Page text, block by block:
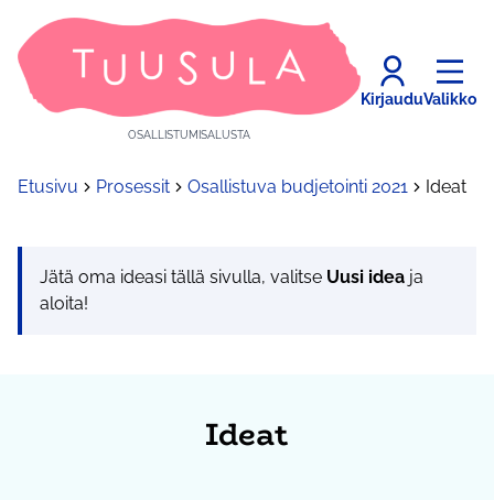
OSALLISTUMISALUSTA
KirjauduValikko
Etusivu Prosessit Osallistuva budjetointi 2021 Ideat
Jätä oma ideasi tällä sivulla, valitse Uusi idea ja
aloita!
Ideat